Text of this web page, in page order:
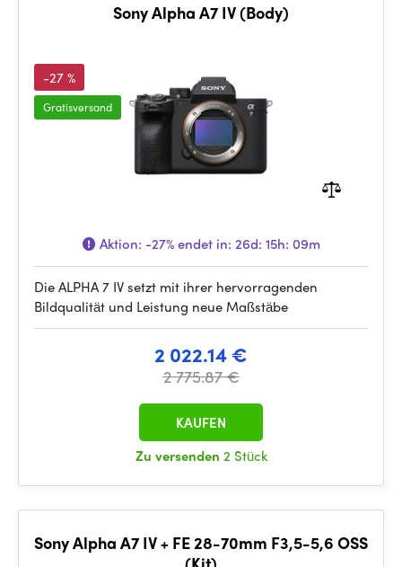
Sony Alpha A7 IV (Body)
-27 %
Gratisversand
Aktion: -27%endet in: 26d: 15h: 09m
Die ALPHA 7 IV setzt mit ihrer hervorragenden
Bildqualität und Leistung neue Maßstäbe
2 022.14 €
2 775.87 €
Zu versenden 2 Stück
KAUFEN
Sony Alpha A7 IV + FE 28-70mm F3,5-5,6 OSS